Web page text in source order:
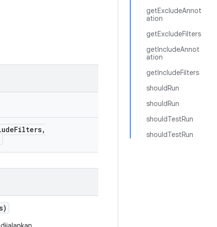
getExcludeAnnot
ation
getExcludeFilters
getIncludeAnnot
ation
getIncludeFilters
shouldRun
shouldRun
shouldTestRun
shouldTestRun
Filters,